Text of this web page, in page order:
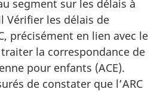
segment sur les délais à
Vérifier les délais de
précisément en lien avec le
la correspondance de
pour enfants (ACE).
de constater que l’ARC